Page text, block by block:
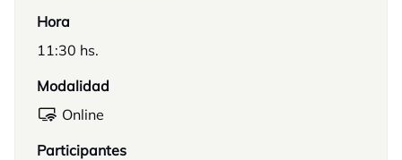
Hora
11:30 hs.
Modalidad
Online
Participantes